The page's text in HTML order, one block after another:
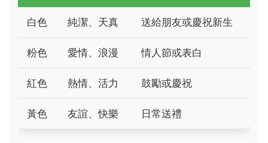
白色 純潔、天真 送給朋友或慶祝新生
粉色 愛情、浪漫 情人節或表白
紅色 熱情、活力 鼓勵或慶祝
黃色 友誼、快樂 日常送禮